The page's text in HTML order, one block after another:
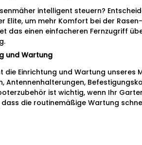
intelligent steuern?
Elite, um mehr Komfort bei der
das einen einfacheren Fernzugriff
und Wartung
die Einrichtung und Wartung
Antennenhalterungen,
ist wichtig, wenn Ihr
die routinemäßige Wartung